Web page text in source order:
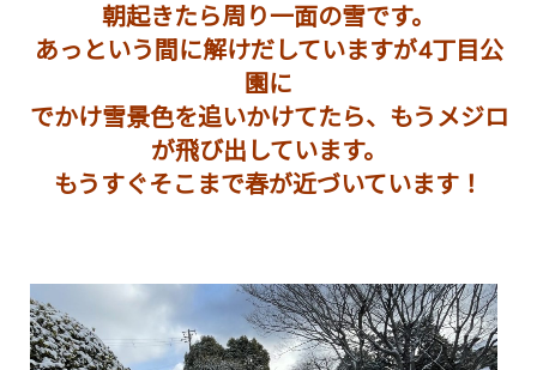
朝起きたら周り一面の雪です。
あっという間に解けだしていますが4丁目公
園に
でかけ雪景色を追いかけてたら、もうメジロ
が飛び出しています。
もうすぐそこまで春が近づいています！